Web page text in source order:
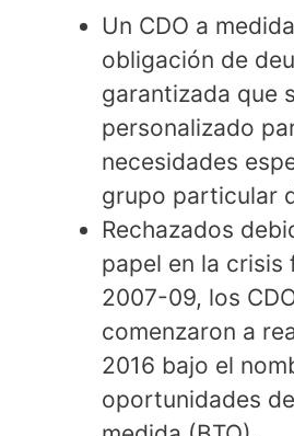
Un CDO a
obligación de
garantizada que
personalizado
necesidades
grupo particular
Rechazados
papel en la crisis
2007-09, los
comenzaron a
2016 bajo el
oportunidades